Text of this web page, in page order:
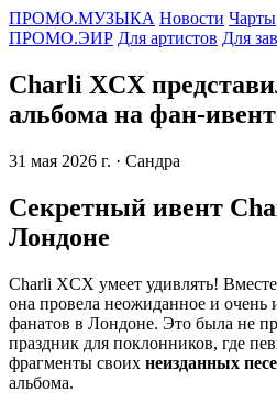
ПРОМО.МУЗЫКА Новости Чарты
ПРОМО.ЭИР Для артистов Для
Charli XCX
альбома на фан-
31 мая 2026 г. · Сандра
Секретный ивент
Лондоне
Charli XCX умеет удивлять!
она провела неожиданное и очень
фанатов в Лондоне. Это была не
праздник для поклонников, где
фрагменты своих неизданных
альбома.